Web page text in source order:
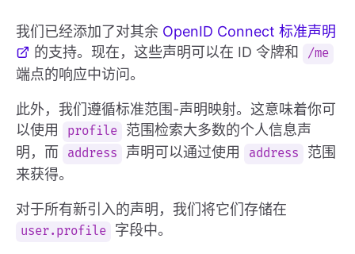
我们已经添加了对其余 OpenID Connect 标准声明
的支持。现在，这些声明可以在 ID 令牌和
/me
端点的响应中访问。
此外，我们遵循标准范围-声明映射。这意味着你可
以使用
profile
范围检索大多数的个人信息声
明，而
address 声明可以通过使用 address
范围
来获得。
对于所有新引入的声明，我们将它们存储在
user.profile 字段中。